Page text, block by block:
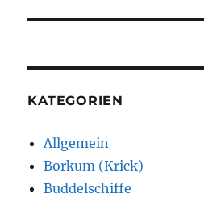
KATEGORIEN
Allgemein
Borkum (Krick)
Buddelschiffe